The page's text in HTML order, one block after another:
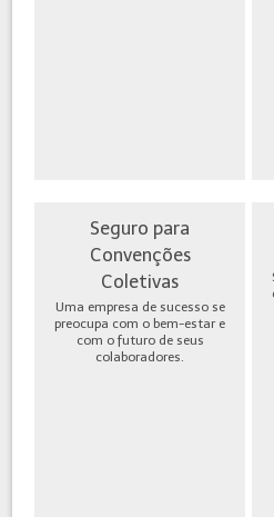
Seguro para
Convenções
Coletivas
Uma empresa de sucesso se
preocupa com o bem-estar e
com o futuro de seus
colaboradores.